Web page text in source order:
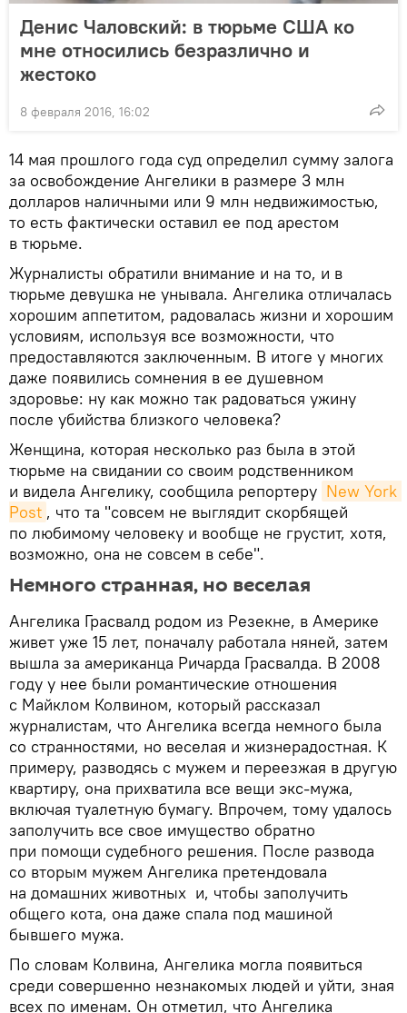
Денис Чаловский: в тюрьме США ко
мне относились безразлично и
жестоко
8 февраля 2016, 16:02
14 мая прошлого года суд определил сумму залога
за освобождение Ангелики в размере 3 млн
долларов наличными или 9 млн недвижимостью,
то есть фактически оставил ее под арестом
в тюрьме.
Журналисты обратили внимание и на то, и в
тюрьме девушка не унывала. Ангелика отличалась
хорошим аппетитом, радовалась жизни и хорошим
условиям, используя все возможности, что
предоставляются заключенным. В итоге у многих
даже появились сомнения в ее душевном
здоровье: ну как можно так радоваться ужину
после убийства близкого человека?
Женщина, которая несколько раз была в этой
тюрьме на свидании со своим родственником
и видела Ангелику, сообщила репортеру New York
Post , что та "совсем не выглядит скорбящей
по любимому человеку и вообще не грустит, хотя,
возможно, она не совсем в себе".
Немного странная, но веселая
Ангелика Грасвалд родом из Резекне, в Америке
живет уже 15 лет, поначалу работала няней, затем
вышла за американца Ричарда Грасвалда. В 2008
году у нее были романтические отношения
с Майклом Колвином, который рассказал
журналистам, что Ангелика всегда немного была
со странностями, но веселая и жизнерадостная. К
примеру, разводясь с мужем и переезжая в другую
квартиру, она прихватила все вещи экс-мужа,
включая туалетную бумагу. Впрочем, тому удалось
заполучить все свое имущество обратно
при помощи судебного решения. После развода
со вторым мужем Ангелика претендовала
на домашних животных и, чтобы заполучить
общего кота, она даже спала под машиной
бывшего мужа.
По словам Колвина, Ангелика могла появиться
среди совершенно незнакомых людей и уйти, зная
всех по именам. Он отметил, что Ангелика